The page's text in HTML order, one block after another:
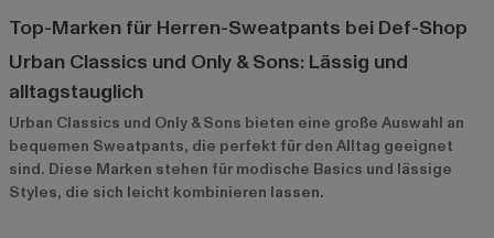
Top-Marken für Herren-Sweatpants bei Def-Shop
Urban Classics und Only & Sons: Lässig und
alltagstauglich
Urban Classics und Only & Sons bieten eine große Auswahl an
bequemen Sweatpants, die perfekt für den Alltag geeignet
sind. Diese Marken stehen für modische Basics und lässige
Styles, die sich leicht kombinieren lassen.